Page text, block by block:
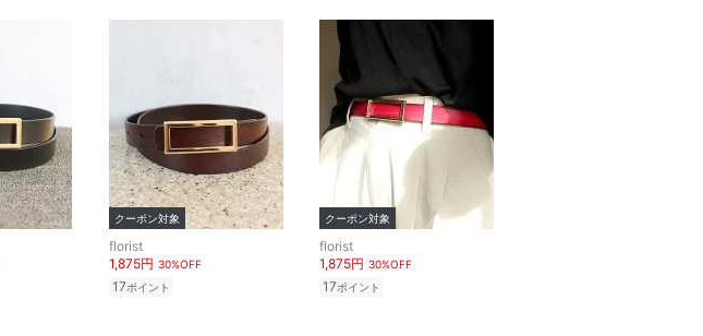
クーポン対象
florist
1,875円 30%OFF
17ポイント
クーポン対象
florist
1,875円 30%OFF
17ポイント